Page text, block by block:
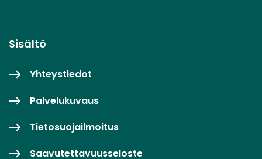
Sisältö
Yhteystiedot
Palvelukuvaus
Tietosuojailmoitus
Saavutettavuusseloste